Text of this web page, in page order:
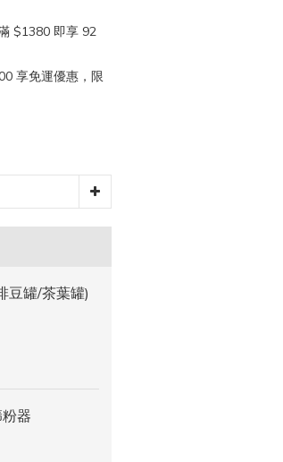
$1380 即享 92
享免運優惠，限
豆罐/茶葉罐)
器